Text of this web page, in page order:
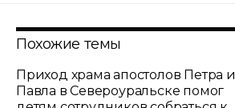
Похожие темы
Приход храма апостолов Петра и
Павла в Североуральске помог